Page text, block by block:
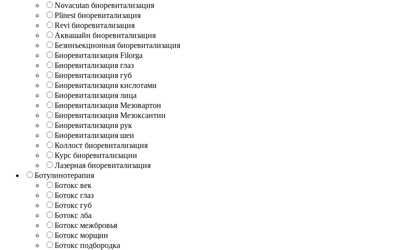
Novacutan биоревитализация
Plinest биоревитализация
Revi биоревитализация
Аквашайн биоревитализация
Безинъекционная биоревитализация
Биоревитализация Filorga
Биоревитализация глаз
Биоревитализация губ
Биоревитализация кислотами
Биоревитализация лица
Биоревитализация Мезовартон
Биоревитализация Мезоксантин
Биоревитализация рук
Биоревитализация шеи
Коллост биоревитализация
Курс биоревитализации
Лазерная биоревитализация
Ботулинотерапия
Ботокс век
Ботокс глаз
Ботокс губ
Ботокс лба
Ботокс межбровья
Ботокс морщин
Ботокс подбородка